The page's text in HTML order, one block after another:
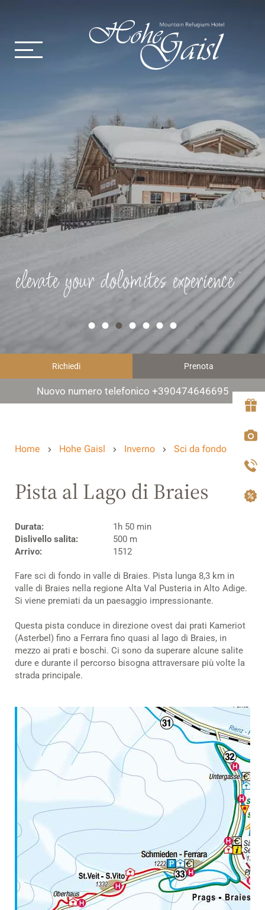
elevate your dolomites experience
Richiedi Prenota
Nuovo numero telefonico +390474646695
Home Hohe Gaisl Inverno Sci da fondo
Pista al Lago di Braies
Durata:
1h 50 min
Dislivello salita:
500 m
Arrivo:
1512
Fare sci di fondo in valle di Braies. Pista lunga 8,3 km in
valle di Braies nella regione Alta Val Pusteria in Alto Adige.
Si viene premiati da un paesaggio impressionante.
Questa pista conduce in direzione ovest dai prati Kameriot
(Asterbel) fino a Ferrara fino quasi al lago di Braies, in
mezzo ai prati e boschi. Ci sono da superare alcune salite
dure e durante il percorso bisogna attraversare più volte la
strada principale.